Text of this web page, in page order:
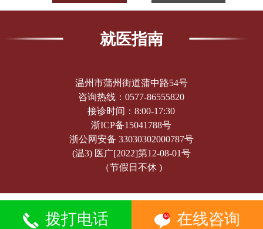
就医指南
温州市蒲州街道蒲中路54号
咨询热线：0577-86555820
接诊时间：8:00-17:30
浙ICP备15041788号
浙公网安备 33030302000787号
(温3) 医广[2022]第12-08-01号
（节假日不休 )
拨打电话 在线咨询